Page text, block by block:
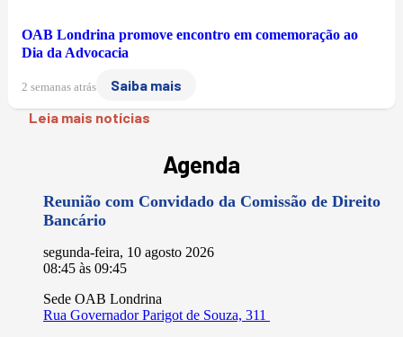
OAB Londrina promove encontro em comemoração ao
Dia da Advocacia
2 semanas atrás
Saiba mais
Leia mais notícias
Agenda
Reunião com Convidado da Comissão de Direito
Bancário
segunda-feira, 10 agosto 2026
08:45 às 09:45
Sede OAB Londrina
Rua Governador Parigot de Souza, 311